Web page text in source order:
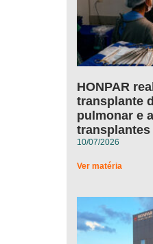
HONPAR
transplante
pulmonar e
transplantes
10/07/2026
Ver matéria